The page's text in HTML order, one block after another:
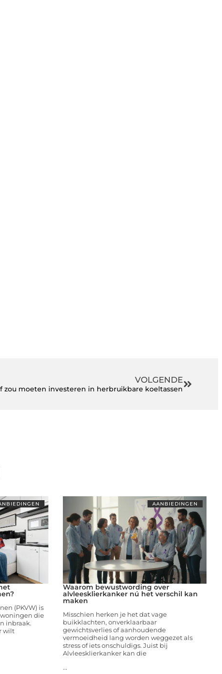
VOLGENDE
zou moeten investeren in herbruikbare koeltassen
(PKVW) is
die
inbraak.
wilt
AANBIEDINGEN
Waarom bewustwording over
alvleesklierkanker nú het verschil kan
maken
Misschien herken je het dat vage
buikklachten, onverklaarbaar
gewichtsverlies of aanhoudende
vermoeidheid lang worden weggezet als
stress of iets onschuldigs. Juist bij
Alvleesklierkanker kan die
...